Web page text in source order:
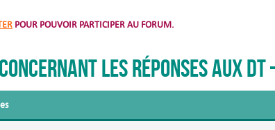
POUR POUVOIR PARTICIPER AU FORUM.
concernant les réponses aux